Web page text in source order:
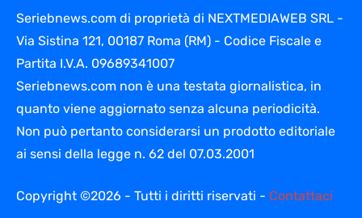
Seriebnews.com di proprietà di NEXTMEDIAWEB SRL -
Via Sistina 121, 00187 Roma (RM) - Codice Fiscale e
Partita I.V.A. 09689341007
Seriebnews.com non è una testata giornalistica, in
quanto viene aggiornato senza alcuna periodicità.
Non può pertanto considerarsi un prodotto editoriale
ai sensi della legge n. 62 del 07.03.2001
Copyright ©2026 - Tutti i diritti riservati - Contattaci